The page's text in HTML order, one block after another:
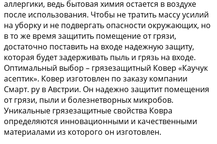
аллергики, ведь бытовая химия остается в воздухе
после использования. Чтобы не тратить массу усилий
на уборку и не подвергать опасности окружающих, но
в то же время защитить помещение от грязи,
достаточно поставить на входе надежную защиту,
которая будет задерживать пыль и грязь на входе.
Оптимальный выбор – грязезащитный Ковер «Каучук
асептик». Ковер изготовлен по заказу компании
Смарт. ру в Австрии. Он надежно защитит помещения
от грязи, пыли и болезнетворных микробов.
Уникальные грязезащитные свойства Ковра
определяются инновационными и качественными
материалами из которого он изготовлен.